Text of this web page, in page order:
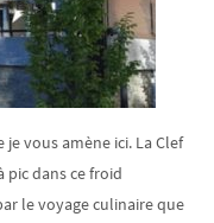
vous amène ici. La Clef
dans ce froid
le voyage culinaire que